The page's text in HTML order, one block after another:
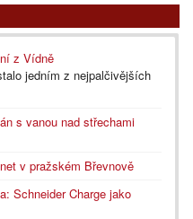
z Vídně
jedním z nejpalčivějších
s vanou nad střechami
v pražském Břevnově
Schneider Charge jako